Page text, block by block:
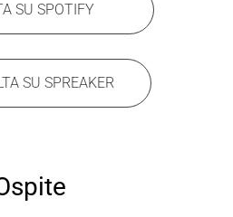
SU SPOTIFY
SU SPREAKER